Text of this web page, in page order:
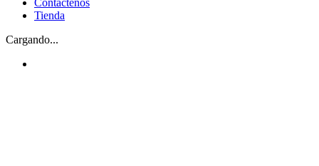
Contáctenos
Tienda
Cargando...